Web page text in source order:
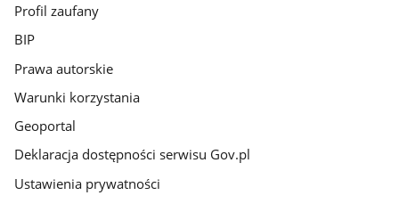
Profil zaufany
BIP
Prawa autorskie
Warunki korzystania
Geoportal
Deklaracja dostępności serwisu Gov.pl
Ustawienia prywatności